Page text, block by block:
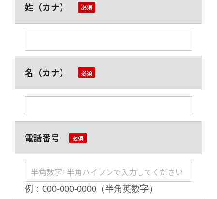
姓（カナ）
名（カナ）
電話番号
例：000-000-0000（半角英数字）